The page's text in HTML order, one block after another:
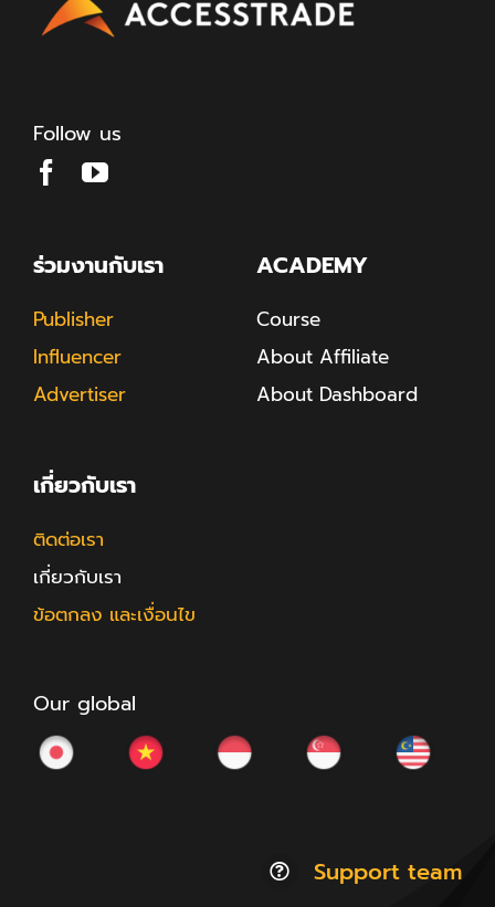
Follow us
ร่วมงานกับเรา
Publisher
Influencer
Advertiser
ACADEMY
Course
About Affiliate
About Dashboard
เกี่ยวกับเรา
ติดต่อเรา
เกี่ยวกับเรา
ข้อตกลง และเงื่อนไข
Our global
Support team